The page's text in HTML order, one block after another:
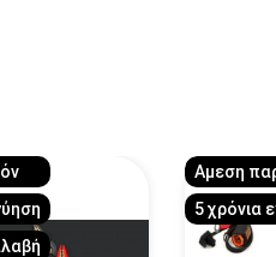
Αμεση
5 χρόνια